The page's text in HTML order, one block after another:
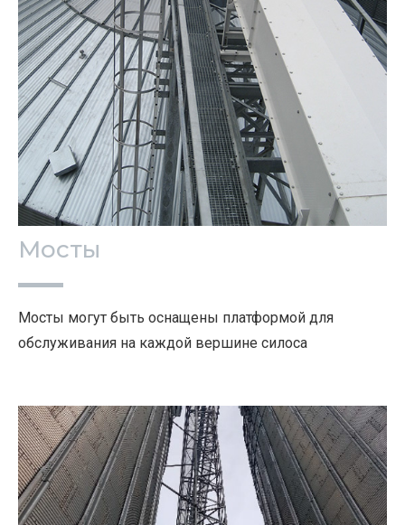
Мосты
Мосты могут быть оснащены платформой для
обслуживания на каждой вершине силоса